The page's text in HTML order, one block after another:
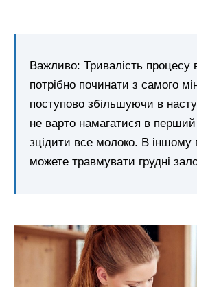
Важливо: Тривалість процесу
потрібно починати з самого
поступово збільшуючи в
не варто намагатися в
зцідити все молоко. В іншому
можете травмувати грудні